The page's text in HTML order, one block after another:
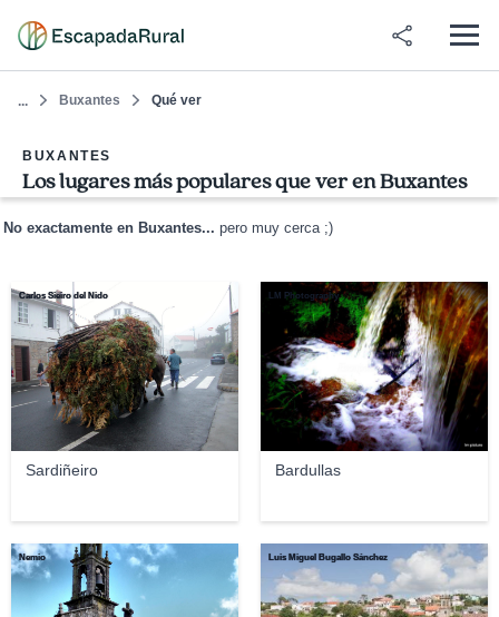
... Buxantes Qué ver
BUXANTES
Los lugares más populares que ver en Buxantes
No exactamente en Buxantes... pero muy cerca ;)
Sardiñeiro
Carlos Sieiro del Nido
Bardullas
LM Photography
Nemio Luis Miguel Bugallo Sánchez